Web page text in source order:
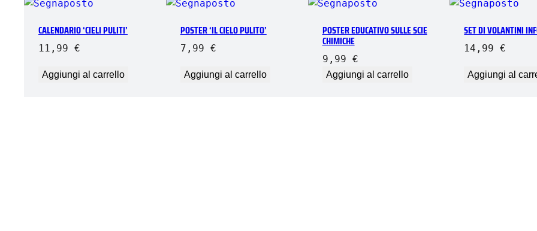
CALENDARIO ‘CIELI PULITI’
11,99 €
Aggiungi al carrello
POSTER ‘IL CIELO PULITO’
7,99 €
Aggiungi al carrello
POSTER EDUCATIVO SULLE SCIE
CHIMICHE
9,99 €
Aggiungi al carrello
SET DI VOLANTINI
14,99€
Aggiungi al